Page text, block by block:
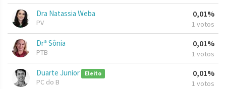
Dra Natassia Weba
PV
0,01%
1 votos
Drª Sônia
PTB
0,01%
1 votos
Duarte Junior Eleito
PC do B
0,01%
1 votos